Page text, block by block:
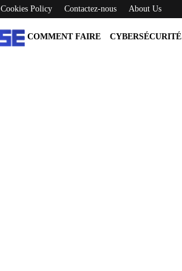
Cookies Policy Contactez-nous About Us
COMMENT FAIRE CYBERSÉCURITÉ